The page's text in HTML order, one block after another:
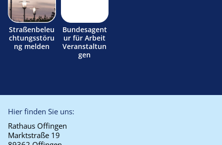
Straßenbeleu
chtungsstöru
ng melden
Bundesagent
ur für Arbeit
Veranstaltun
gen
Hier finden Sie uns:
Rathaus Offingen
Marktstraße 19